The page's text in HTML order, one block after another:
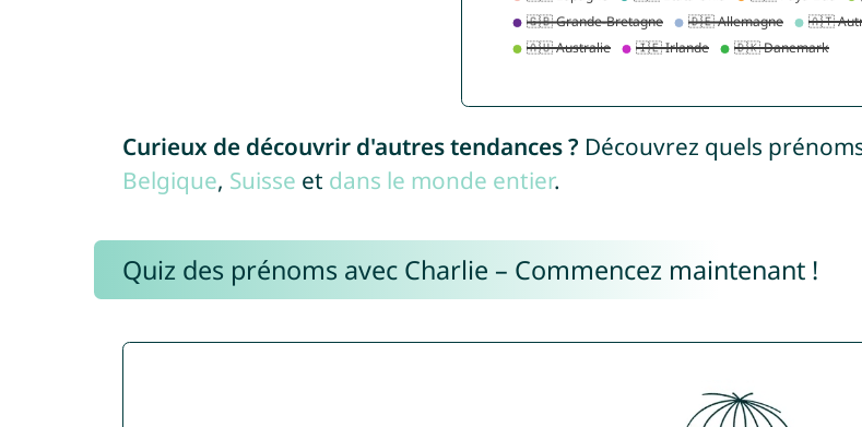
Curieux de découvrir d'autres tendances ? Découvrez quels
Belgique, Suisse et dans le monde entier.
Quiz des prénoms avec Charlie – Commencez maintenant !